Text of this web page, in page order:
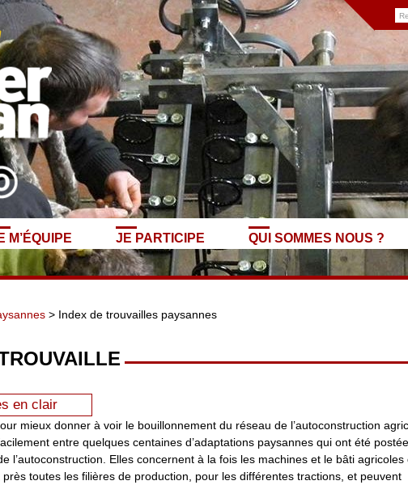
M’ÉQUIPE JE PARTICIPE QUI SOMMES NOUS ?
> Index de trouvailles paysannes
en clair
mieux donner à voir le bouillonnement du réseau de l’autoconstruction
entre quelques centaines d’adaptations paysannes qui ont été
l’autoconstruction. Elles concernent à la fois les machines et le bâti agricoles
toutes les filières de production, pour les différentes tractions, et peuvent